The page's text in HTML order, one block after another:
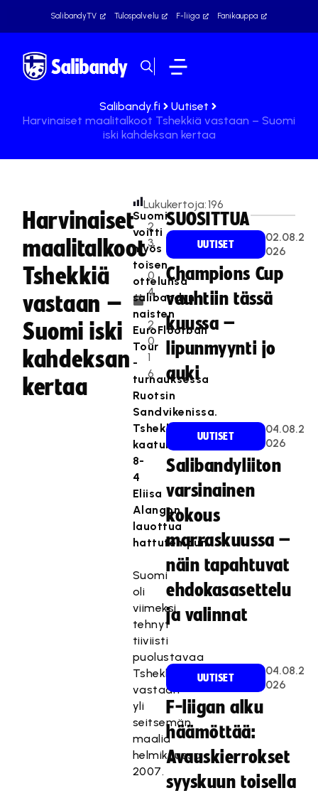
SalibandyTV Tulospalvelu F-liiga Fanikauppa
Salibandy.fi
Uutiset
Harvinaiset maalitalkoot Tshekkiä vastaan – Suomi
iski kahdeksan kertaa
Harvinaiset
maalitalkoot
Tshekkiä
vastaan –
Suomi iski
kahdeksan
kertaa
2
3
.
0
4
.
2
0
1
6
Lukukertoja:196
Suomi
voitti
myös
toisen
ottelunsa
salibandyn
naisten
EuroFloorball
Tour
-
turnauksessa
Ruotsin
Sandvikenissa.
Tshekki
kaatui
8-
4
Eliisa
Alangon
lauottua
hattutempun.
Suomi
oli
viimeksi
tehnyt
tiiviisti
puolustavaa
Tshekkiä
vastaan
yli
seitsemän
maalia
helmikuussa
2007.
SUOSITTUA
UUTISET
02.08.2
026
Champions Cup
vauhtiin tässä
kuussa –
lipunmyynti jo
auki
UUTISET
04.08.2
026
Salibandyliiton
varsinainen
kokous
marraskuussa –
näin tapahtuvat
ehdokasasettelu
ja valinnat
UUTISET
04.08.2
026
F-liigan alku
häämöttää:
Avauskierrokset
syyskuun toisella